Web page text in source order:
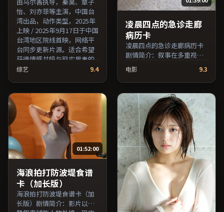
怡、刘亦菲等主演，中国台
湾出品，动作类型，2025年
上映 / 2025年9月17日于中国
台湾地区院线首映，网络平
台同步更新片源。适合希望
获得情感共鸣与现实思考的
观众在线高清观看。（国产
索。）
综艺 9.4
凌晨四点的急诊走廊
病历卡
凌晨四点的急诊走廊病历卡
剧情简介：叙事在多重视角
间切换，场面调度注重留白
与观众想象空间；由陈凯歌
执导，松隆子、倪妮、妻夫
木聪等主演，日本出品，战
争类型，2024年上映 / 2024
年10月25日于日本地区院线
首映，网络平台同步更新片
源。可作为周末家庭观影或
独自细品的口碑之选。（国
产影视资源大全免费条目索
引，支持片名与演员交叉检
索。）
电影 9.3
01:52:00
海浪拍打防波堤食谱
卡（加长版）
海浪拍打防波堤食谱卡（加
长版）剧情简介：影片以冷